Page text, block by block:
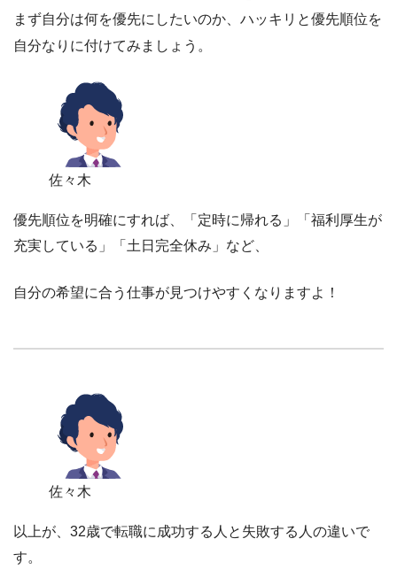
まず自分は何を優先にしたいのか、ハッキリと優先順位を
自分なりに付けてみましょう。
佐々木
優先順位を明確にすれば、「定時に帰れる」「福利厚生が
充実している」「土日完全休み」など、
自分の希望に合う仕事が見つけやすくなりますよ！
佐々木
以上が、32歳で転職に成功する人と失敗する人の違いで
す。